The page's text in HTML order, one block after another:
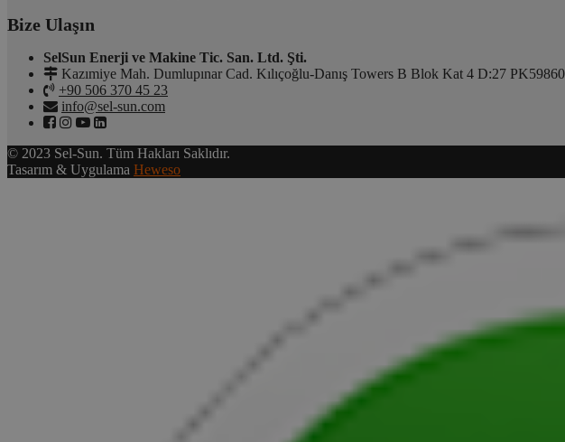
Bize Ulaşın
SelSun Enerji ve Makine Tic. San. Ltd. Şti.
Kazımiye Mah. Dumlupınar Cad. Kılıçoğlu-Danış Towers B Blok Kat 4 D:27
+90 506 370 45 23
info@sel-sun.com
© 2023 Sel-Sun. Tüm Hakları Saklıdır.
Tasarım & Uygulama Heweso